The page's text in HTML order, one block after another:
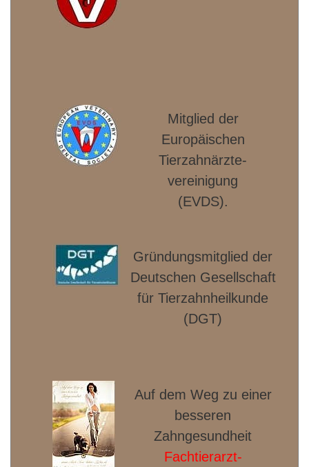
Mitglied der
Europäischen
Tierzahnärzte­
vereinigung
(EVDS).
Gründungsmitglied der
Deut­schen Gesellschaft
für Tierzahnheilkunde
(DGT)
Auf dem Weg zu einer
besseren
Zahngesundheit
Fachtierarzt-